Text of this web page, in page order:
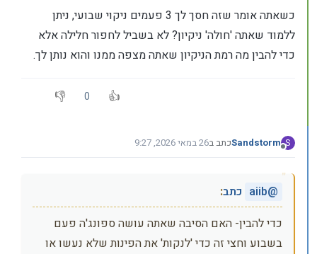
כשאתה אומר שזה חסך לך 3 פעמים ניקוי שבועי, ניתן
ללמוד שאתה 'חולה' ניקיון? לא בשביל לחפור חלילה אלא
כדי להבין מה רמת הניקיון שאתה מצפה ממנו והוא נותן לך.
0
S
מנותק
Sandstormכתב ב26 במאי 2026, 9:27
נערך לאחרונה על ידי Sandstorm
@
aiib כתב:
כדי להבין- האם הסיבה שאתה עושה ספונג'ה פעם
בשבוע וחצי זה כדי 'לנקות' את הפינות שלא נעשו או